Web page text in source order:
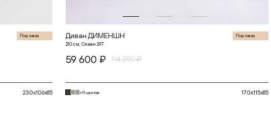
Под заказ
230x106x85
Диван ДИМЕНШН Под заказ
210 см, Океан 297
59 600 ₽ 114 390 ₽
+11 цветов 170x115x85